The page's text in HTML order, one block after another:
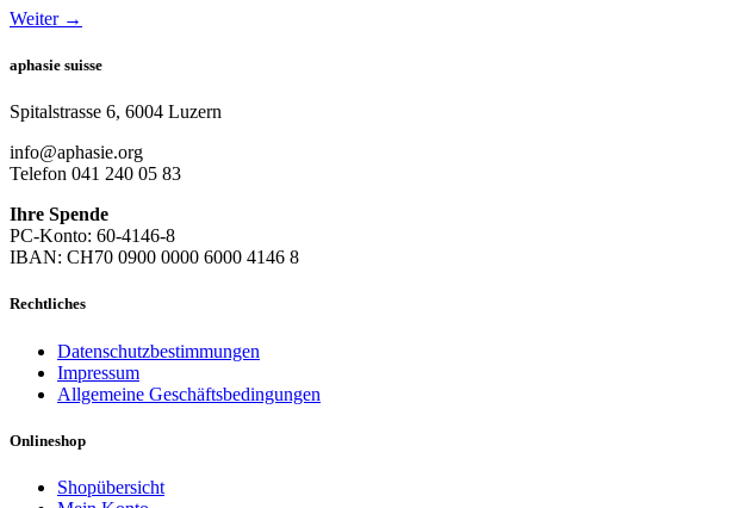
Weiter →
aphasie suisse
Spitalstrasse 6, 6004 Luzern
info@aphasie.org
Telefon 041 240 05 83
Ihre Spende
PC-Konto: 60-4146-8
IBAN: CH70 0900 0000 6000 4146 8
Rechtliches
Datenschutzbestimmungen
Impressum
Allgemeine Geschäftsbedingungen
Onlineshop
Shopübersicht